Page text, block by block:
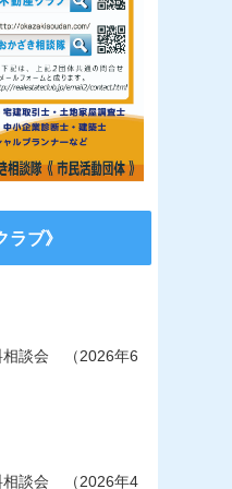
ラブ》
相談会 （2026年6
相談会 （2026年4